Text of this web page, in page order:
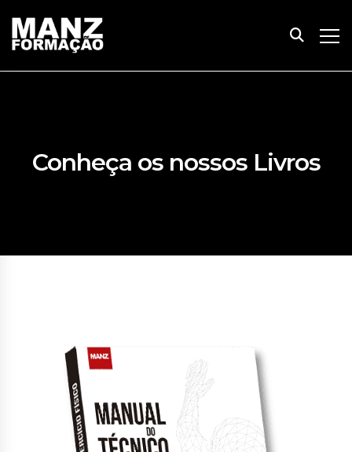
Conheça os nossos Livros